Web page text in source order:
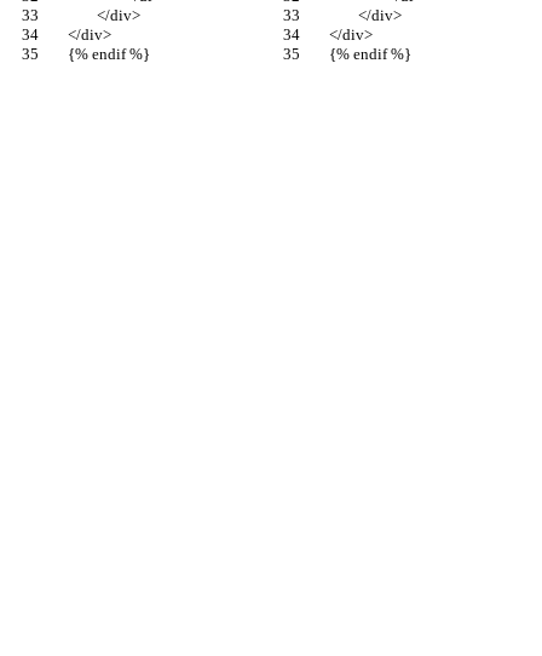
		</div>
		</div>
	</div>
	</div>
	{% endif %}
	{% endif %}